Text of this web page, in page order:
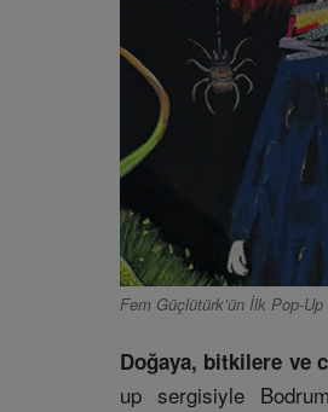
Fem Güçlütürk’ün İlk Pop-Up
Doğaya, bitkilere ve
up sergisiyle